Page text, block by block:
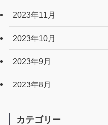
2023年11月
2023年10月
2023年9月
2023年8月
カテゴリー